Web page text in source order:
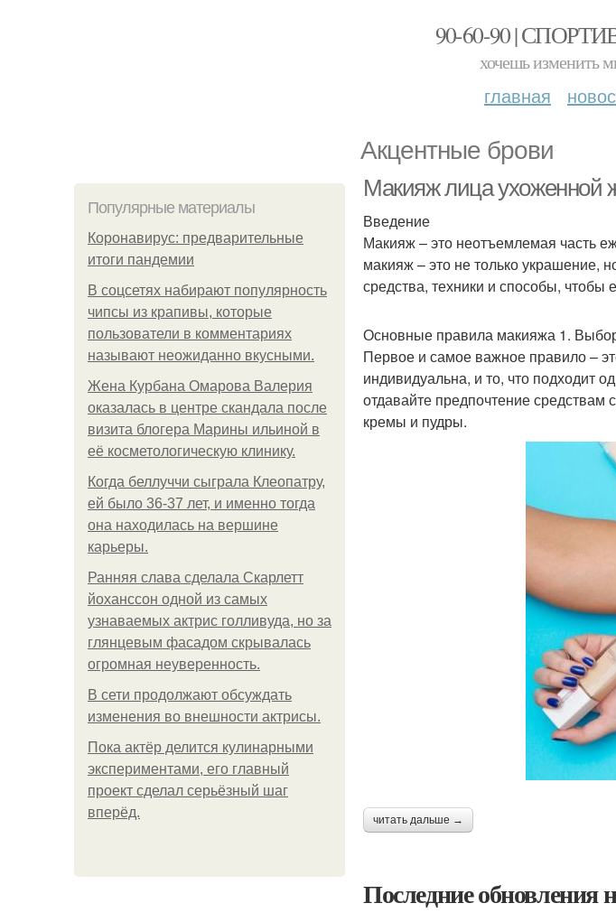
90-60-90 |
хочешь изменить
главная
Акцентные брови
Популярные материалы
Коронавирус: предварительные
итоги пандемии
В соцсетях набирают популярность
чипсы из крапивы, которые
пользователи в комментариях
называют неожиданно вкусными.
Жена Курбана Омарова Валерия
оказалась в центре скандала после
визита блогера Марины ильиной в
её косметологическую клинику.
Когда беллуччи сыграла Клеопатру,
ей было 36-37 лет, и именно тогда
она находилась на вершине
карьеры.
Ранняя слава сделала Скарлетт
йоханссон одной из самых
узнаваемых актрис голливуда, но за
глянцевым фасадом скрывалась
огромная неуверенность.
В сети продолжают обсуждать
изменения во внешности актрисы.
Пока актёр делится кулинарными
экспериментами, его главный
проект сделал серьёзный шаг
вперёд.
Макияж лица ухоженной
Введение
Макияж – это неотъемлемая часть
макияж – это не только украшение,
средства, техники и способы, чтобы
Основные правила макияжа 1.
Первое и самое важное правило –
индивидуальна, и то, что подходит
отдавайте предпочтение
кремы и пудры.
читать дальше →
Последние обновления